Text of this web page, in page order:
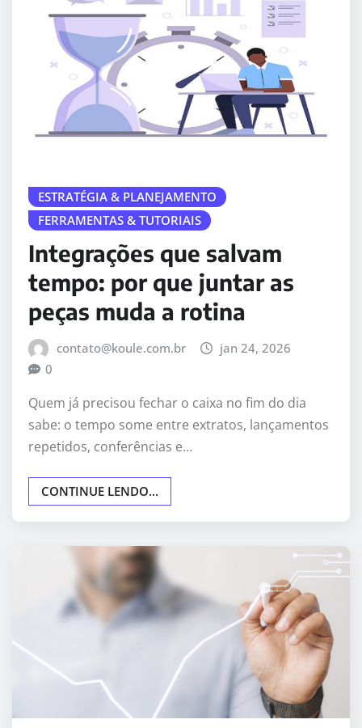
ESTRATÉGIA & PLANEJAMENTO
FERRAMENTAS & TUTORIAIS
Integrações que salvam
tempo: por que juntar as
peças muda a rotina
contato@koule.com.br
jan 24, 2026
0
Quem já precisou fechar o caixa no fim do dia
sabe: o tempo some entre extratos, lançamentos
repetidos, conferências e…
CONTINUE LENDO...